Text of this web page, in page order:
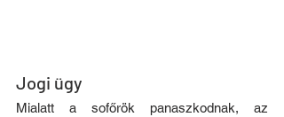
Jogi ügy
Mialatt a sofőrök panaszkodnak, az